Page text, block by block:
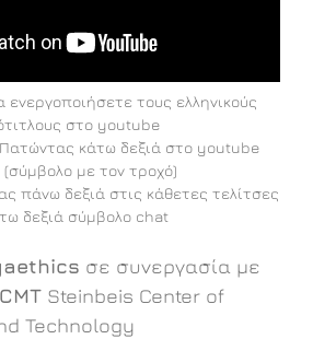
ενεργοποιήσετε τους ελληνικούς
στο youtube
Πατώντας κάτω δεξιά στο youtube
με τον τροχό)
πάνω δεξιά στις κάθετες τελίτσες
δεξιά σύμβολο chat
σε συνεργασία με
Steinbeis Center of
Technology